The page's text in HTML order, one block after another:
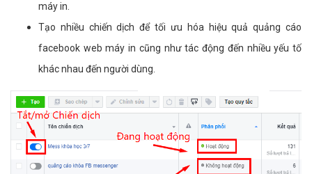
máy in.
Tạo nhiều chiến dịch để tối ưu hóa hiệu quả quảng cáo
facebook web máy in cũng như tác động đến nhiều yếu tố
khác nhau đến người dùng.